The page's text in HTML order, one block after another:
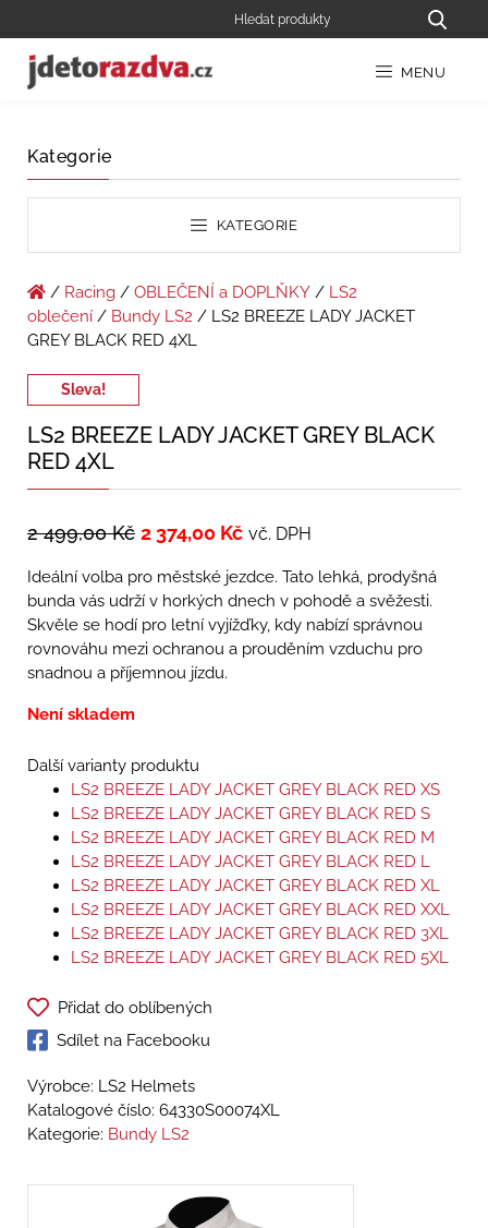
MENU
Kategorie
KATEGORIE
/ Racing / OBLEČENÍ a DOPLŇKY / LS2
oblečení / Bundy LS2 / LS2 BREEZE LADY JACKET
GREY BLACK RED 4XL
Sleva!
LS2 BREEZE LADY JACKET GREY BLACK
RED 4XL
2 499,00Kč 2 374,00 Kč vč. DPH
Ideální volba pro městské jezdce. Tato lehká, prodyšná
bunda vás udrží v horkých dnech v pohodě a svěžesti.
Skvěle se hodí pro letní vyjížďky, kdy nabízí správnou
rovnováhu mezi ochranou a prouděním vzduchu pro
snadnou a příjemnou jízdu.
Není skladem
Další varianty produktu
LS2 BREEZE LADY JACKET GREY BLACK RED XS
LS2 BREEZE LADY JACKET GREY BLACK RED S
LS2 BREEZE LADY JACKET GREY BLACK RED M
LS2 BREEZE LADY JACKET GREY BLACK RED L
LS2 BREEZE LADY JACKET GREY BLACK RED XL
LS2 BREEZE LADY JACKET GREY BLACK RED XXL
LS2 BREEZE LADY JACKET GREY BLACK RED 3XL
LS2 BREEZE LADY JACKET GREY BLACK RED 5XL
Přidat do oblíbených
Sdílet na Facebooku
Výrobce: LS2 Helmets
Katalogové číslo: 64330S00074XL
Kategorie: Bundy LS2